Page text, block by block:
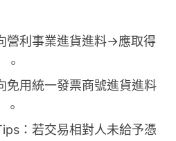
營利事業進貨進料→應取得
。
發票商號進貨進料
。
易相對人未給予憑